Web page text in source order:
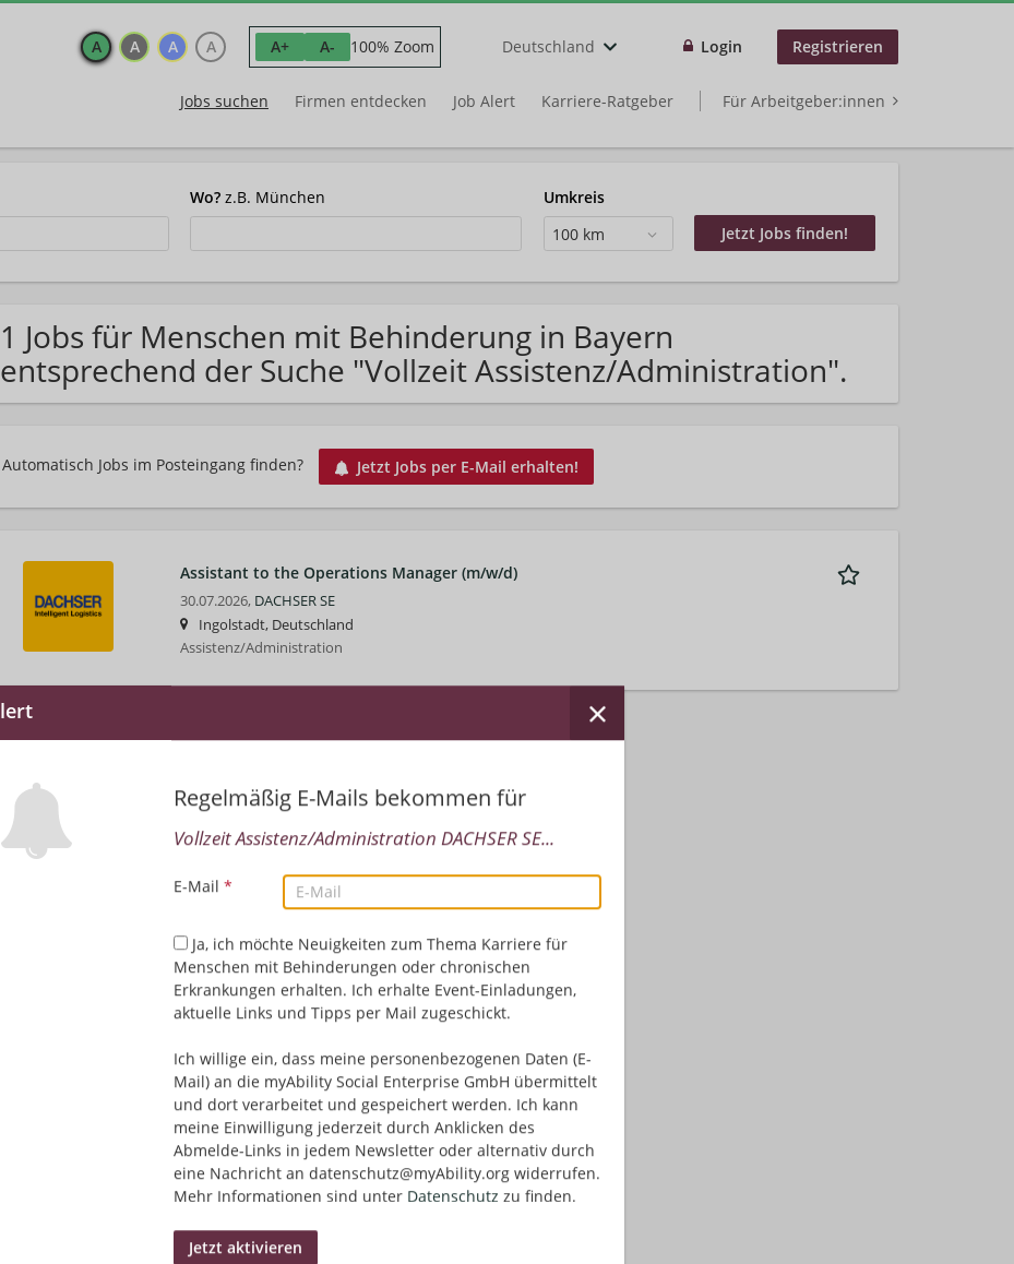
A A A A A+ A- 100% Zoom Deutschland Login Registrieren
Jobs suchen Firmen entdecken Job Alert Karriere-Ratgeber Für Arbeitgeber:innen
Wo? z.B. München
Umkreis
100 km
1 Jobs für Menschen mit Behinderung in Bayern
entsprechend der Suche "Vollzeit Assistenz/Administration".
Automatisch Jobs im Posteingang finden? Jetzt Jobs per E-Mail erhalten!
Regelmäßig E-Mails bekommen für
Vollzeit Assistenz/Administration DACHSER SE...
E-Mail *
Ja, ich möchte Neuigkeiten zum Thema Karriere für
Menschen mit Behinderungen oder chronischen
Erkrankungen erhalten. Ich erhalte Event-Einladungen,
aktuelle Links und Tipps per Mail zugeschickt.
Ich willige ein, dass meine personenbezogenen Daten (E-
Mail) an die myAbility Social Enterprise GmbH übermittelt
und dort verarbeitet und gespeichert werden. Ich kann
meine Einwilligung jederzeit durch Anklicken des
Abmelde-Links in jedem Newsletter oder alternativ durch
eine Nachricht an datenschutz@myAbility.org widerrufen.
Mehr Informationen sind unter Datenschutz zu finden.
Assistant to the Operations Manager (m/w/d)
30.07.2026, DACHSER SE
Ingolstadt, Deutschland
Assistenz/Administration